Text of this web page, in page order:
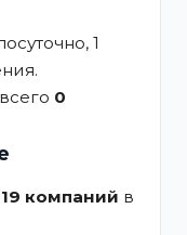
1
0
компаний в